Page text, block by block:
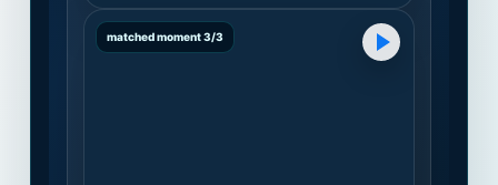
matched moment 3/3